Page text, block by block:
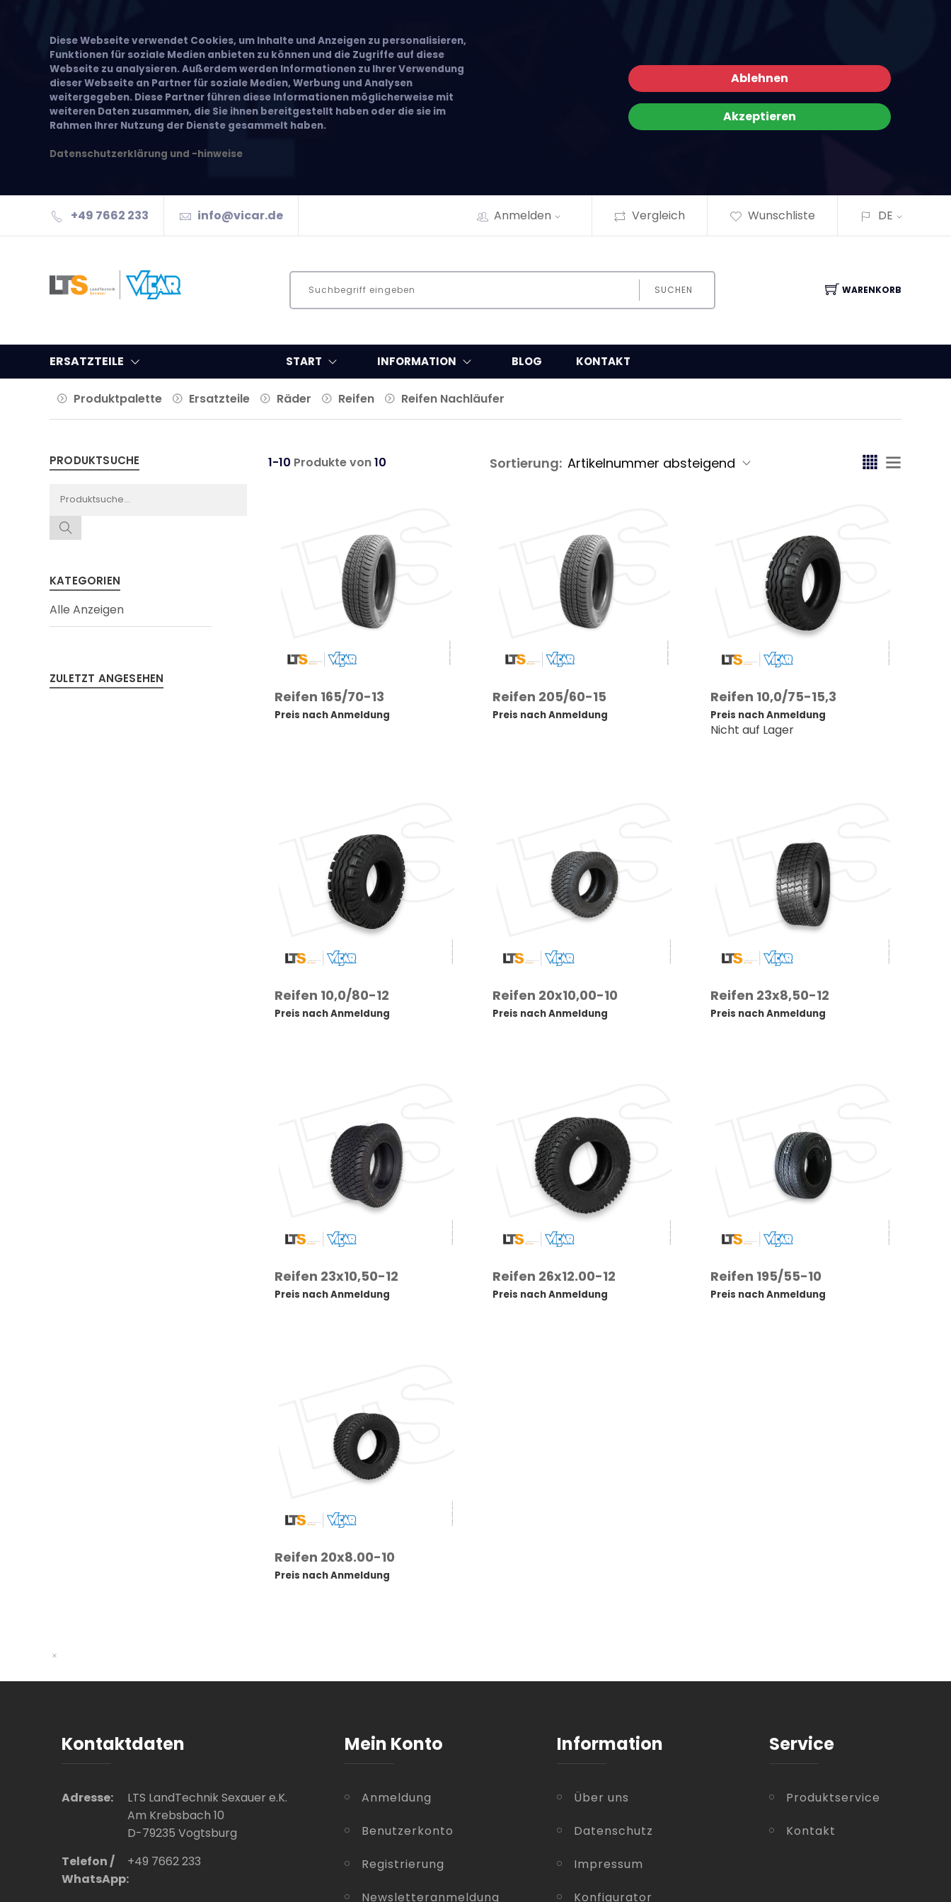
Diese Webseite verwendet Cookies, um Inhalte und Anzeigen zu personalisieren,
Funktionen für soziale Medien anbieten zu können und die Zugriffe auf diese
Webseite zu analysieren. Außerdem werden Informationen zu Ihrer Verwendung
dieser Webseite an Partner für soziale Medien, Werbung und Analysen
weitergegeben. Diese Partner führen diese Informationen möglicherweise mit
weiteren Daten zusammen, die Sie ihnen bereitgestellt haben oder die sie im
Rahmen Ihrer Nutzung der Dienste gesammelt haben.
Datenschutzerklärung und -hinweise
Ablehnen
Akzeptieren
+49 7662 233 info@vicar.de Anmelden Vergleich Wunschliste DE
SUCHEN WARENKORB
ERSATZTEILE START INFORMATION BLOG KONTAKT
Produktpalette Ersatzteile Räder Reifen Reifen Nachläufer
PRODUKTSUCHE
KATEGORIEN
Alle Anzeigen
ZULETZT ANGESEHEN
1-10 Produkte von10 Sortierung:
Reifen 165/70-13
Preis nach Anmeldung
Reifen 205/60-15
Preis nach Anmeldung
Reifen 10,0/75-15,3
Preis nach Anmeldung
Nicht auf Lager
Reifen 10,0/80-12
Preis nach Anmeldung
Reifen 20x10,00-10
Preis nach Anmeldung
Reifen 23x8,50-12
Preis nach Anmeldung
Reifen 23x10,50-12
Preis nach Anmeldung
Reifen 26x12.00-12
Preis nach Anmeldung
Reifen 195/55-10
Preis nach Anmeldung
Reifen 20x8.00-10
Preis nach Anmeldung
Kontaktdaten
Adresse:
LTS LandTechnik Sexauer e.K.
Am Krebsbach 10
D-79235 Vogtsburg
Telefon /
WhatsApp:
+49 7662 233
Mein Konto
Anmeldung
Benutzerkonto
Registrierung
Newsletteranmeldung
Information
Über uns
Datenschutz
Impressum
Konfigurator
Service
Produktservice
Kontakt